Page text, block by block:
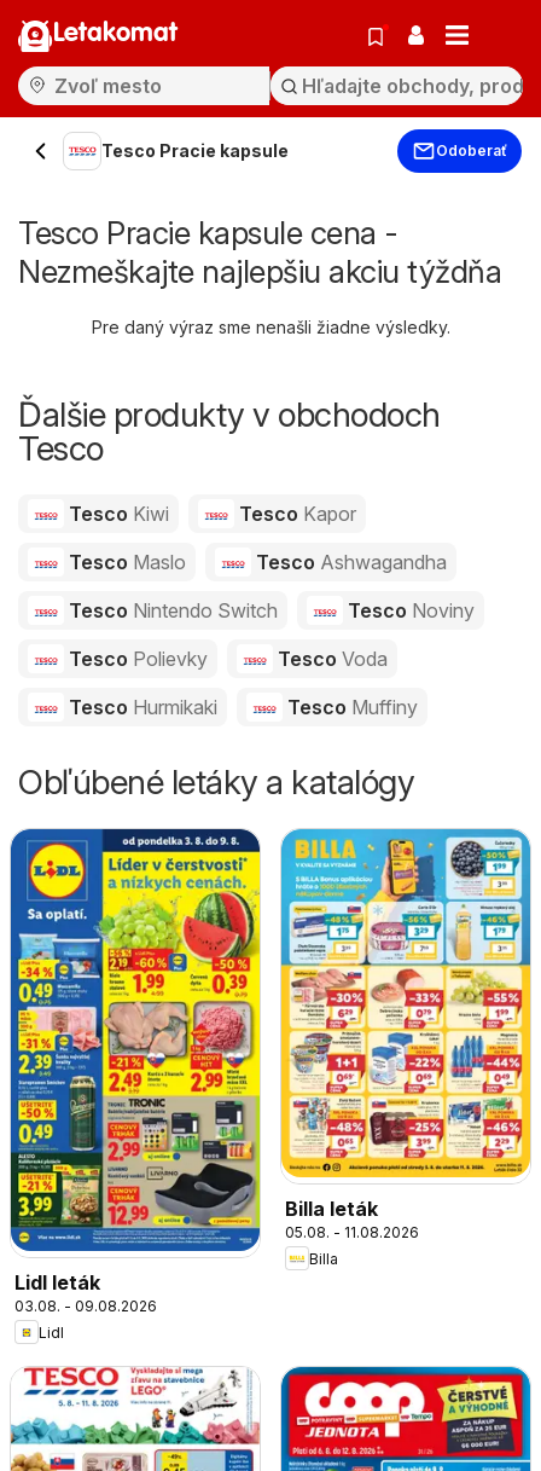
Letakomat
Tesco Pracie kapsule Odoberať
Tesco Pracie kapsule cena -
Nezmeškajte najlepšiu akciu týždňa
Pre daný výraz sme nenašli žiadne výsledky.
Ďalšie produkty v obchodoch
Tesco
Tesco Kiwi Tesco Kapor
Tesco Maslo Tesco Ashwagandha
Tesco Nintendo Switch Tesco Noviny
Tesco Polievky Tesco Voda
Tesco Hurmikaki Tesco Muffiny
Obľúbené letáky a katalógy
Lidl leták
03.08. - 09.08.2026
Lidl
Billa leták
05.08. - 11.08.2026
Billa